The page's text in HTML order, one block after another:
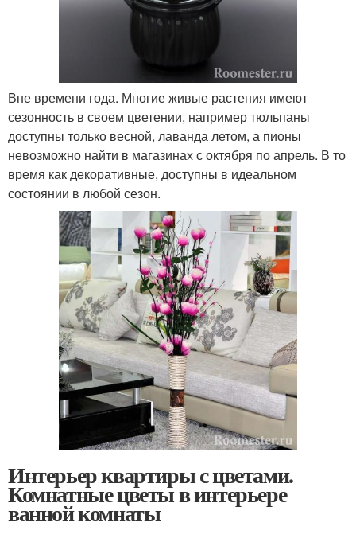
Вне времени года. Многие живые растения имеют
сезонность в своем цветении, например тюльпаны
доступны только весной, лаванда летом, а пионы
невозможно найти в магазинах с октября по апрель. В то
время как декоративные, доступны в идеальном
состоянии в любой сезон.
Интерьер квартиры с цветами.
Комнатные цветы в интерьере
ванной комнаты